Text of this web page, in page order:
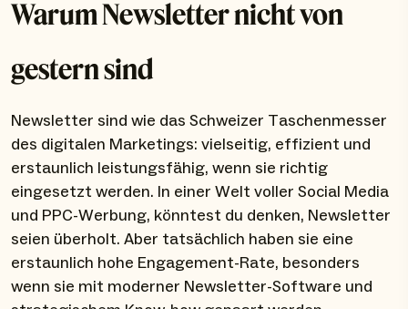
Warum Newsletter nicht von
gestern sind
Newsletter sind wie das Schweizer Taschenmesser
des digitalen Marketings: vielseitig, effizient und
erstaunlich leistungsfähig, wenn sie richtig
eingesetzt werden. In einer Welt voller Social Media
und PPC-Werbung, könntest du denken, Newsletter
seien überholt. Aber tatsächlich haben sie eine
erstaunlich hohe Engagement-Rate, besonders
wenn sie mit moderner Newsletter-Software und